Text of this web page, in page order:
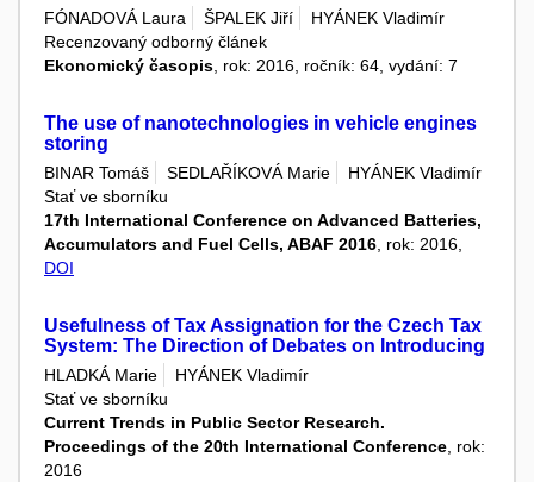
FÓNADOVÁ Laura ŠPALEK Jiří
HYÁNEK Vladimír
Recenzovaný odborný článek
Ekonomický časopis , rok: 2016, ročník: 64, vydání: 7
The use of nanotechnologies in vehicle engines
storing
BINAR Tomáš SEDLAŘÍKOVÁ Marie
HYÁNEK Vladimír
Stať ve sborníku
17th International Conference on Advanced Batteries,
Accumulators and Fuel Cells, ABAF 2016 , rok: 2016,
DOI
Usefulness of Tax Assignation for the Czech Tax
System: The Direction of Debates on Introducing
HLADKÁ Marie
HYÁNEK Vladimír
Stať ve sborníku
Current Trends in Public Sector Research.
Proceedings of the 20th International Conference , rok:
2016